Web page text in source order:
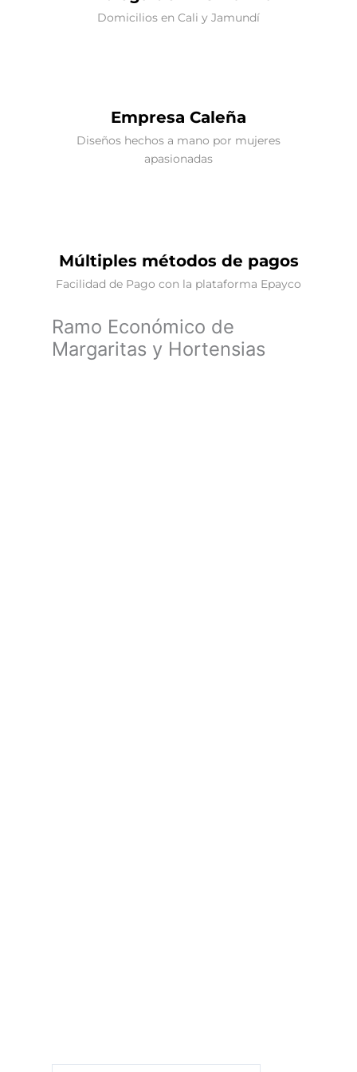
Domicilios en Cali y Jamundí
Empresa Caleña
Diseños hechos a mano por mujeres
apasionadas
Múltiples métodos de pagos
Facilidad de Pago con la plataforma Epayco
Ramo Económico de
Margaritas y Hortensias